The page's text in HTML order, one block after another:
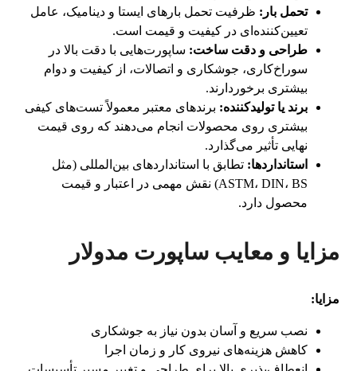
تحمل بار: ظرفیت تحمل بارهای ایستا و دینامیک، عامل
تعیین‌کننده‌ای در کیفیت و قیمت است.
طراحی و دقت ساخت: ساپورت‌هایی با دقت بالا در
سوراخ‌کاری، جوشکاری و اتصالات، از کیفیت و دوام
بیشتری برخوردارند.
برند یا تولیدکننده: برندهای معتبر معمولاً تست‌های کیفی
بیشتری روی محصولات انجام می‌دهند که روی قیمت
نهایی تأثیر می‌گذارد.
استانداردها: تطابق با استانداردهای بین‌المللی (مثل
ASTM، DIN، BS) نقش مهمی در اعتبار و قیمت
محصول دارد.
مزایا و معایب ساپورت مدولار
مزایا:
نصب سریع و آسان بدون نیاز به جوشکاری
کاهش هزینه‌های نیروی کار و زمان اجرا